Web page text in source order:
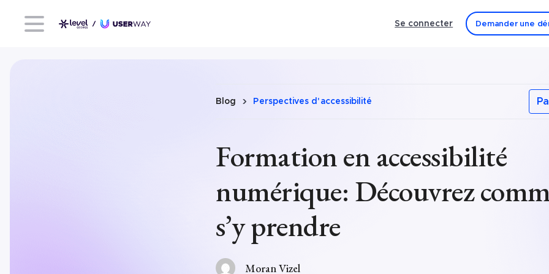
Se connecter Demander une
Blog Perspectives d'accessibilité
Formation en accessibilité
numérique: Découvrez
s’y prendre
Moran Vizel